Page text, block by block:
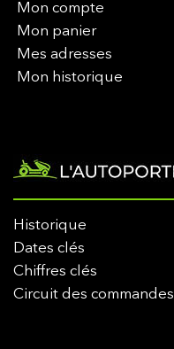
Mon compte
Mon panier
Mes adresses
Mon historique
Historique
Dates clés
Chiffres clés
Circuit des commandes